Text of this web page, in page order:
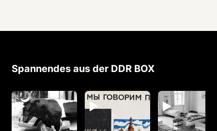
Spannendes aus der DDR BOX